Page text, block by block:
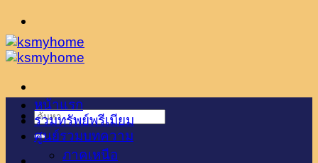
ข้าม
ไป
ยัง
เนื้อหา
หน้าแรก
รวมทรัพย์พรีเมียม
ศูนย์รวมบทความ
ภาคเหนือ